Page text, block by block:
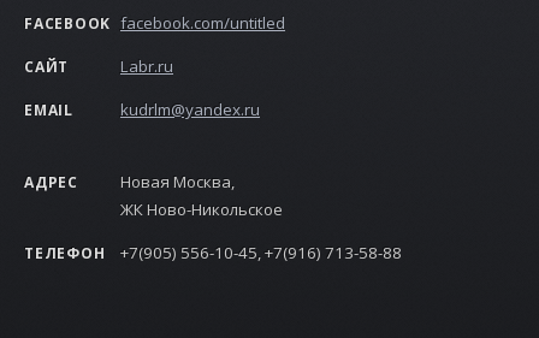
FACEBOOK facebook.com/untitled
САЙТ Labr.ru
EMAIL kudrlm@yandex.ru
АДРЕС
Новая Москва,
ЖК Ново-Никольское
ТЕЛЕФОН +7(905) 556-10-45, +7(916) 713-58-88